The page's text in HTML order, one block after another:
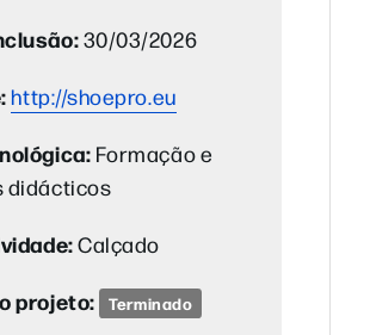
30/03/2026
http://shoepro.eu
Formação e
didácticos
Calçado
projeto: Terminado